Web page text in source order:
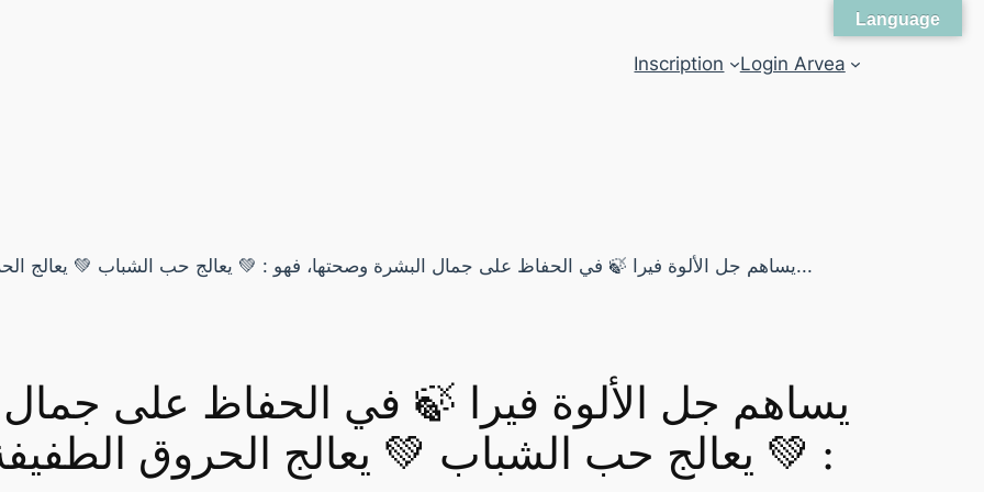
Inscription Login Arvea
يساهم جل الألوة فيرا 🍃 في الحفاظ على
: 💚 يعالج حب الشباب 💚 يعالج الحروق
Language